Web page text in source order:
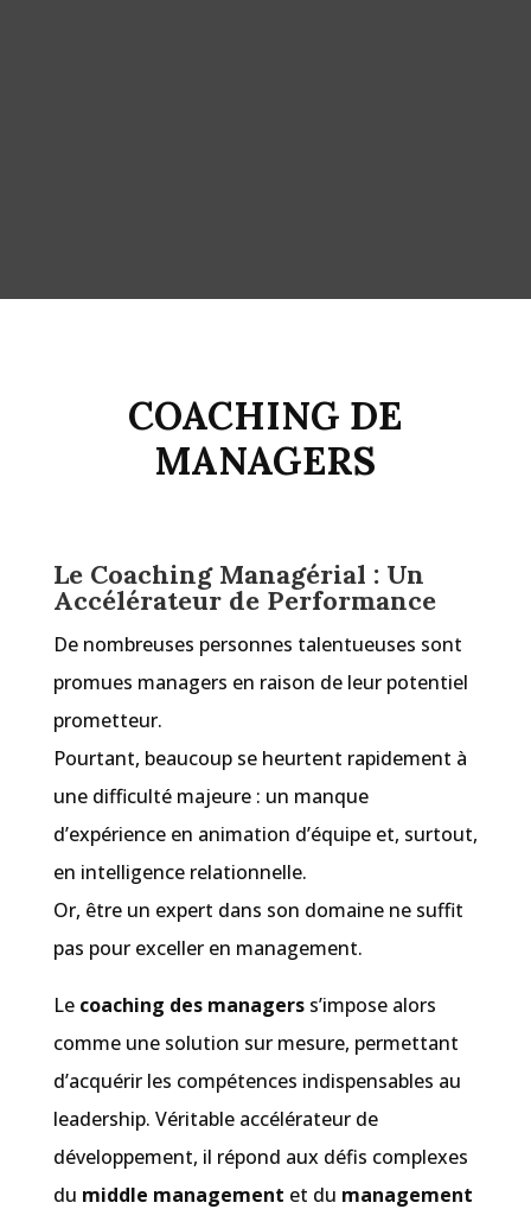
COACHING DE
MANAGERS
Le Coaching Managérial : Un
Accélérateur de Performance
De nombreuses personnes talentueuses sont
promues managers en raison de leur potentiel
prometteur.
Pourtant, beaucoup se heurtent rapidement à
une difficulté majeure : un manque
d’expérience en animation d’équipe et, surtout,
en intelligence relationnelle.
Or, être un expert dans son domaine ne suffit
pas pour exceller en management.
Le coaching des managerss’impose alors
comme une solution sur mesure, permettant
d’acquérir les compétences indispensables au
leadership. Véritable accélérateur de
développement, il répond aux défis complexes
du middle management et du management